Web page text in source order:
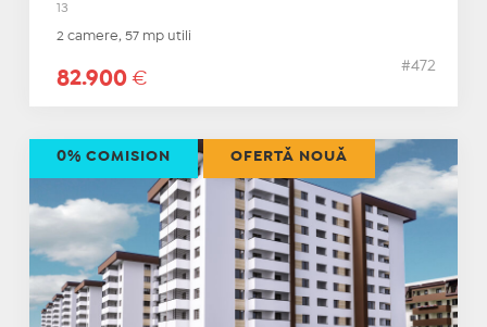
13
2 camere, 57 mp utili
82.900 €
#472
0% COMISION OFERTĂ NOUĂ